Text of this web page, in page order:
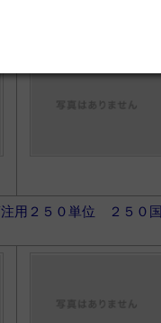
用２５０単位 ２５０国